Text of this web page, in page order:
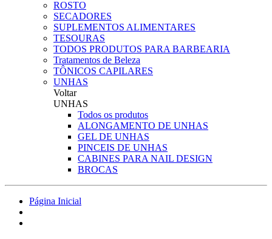
ROSTO
SECADORES
SUPLEMENTOS ALIMENTARES
TESOURAS
TODOS PRODUTOS PARA BARBEARIA
Tratamentos de Beleza
TÔNICOS CAPILARES
UNHAS
Voltar
UNHAS
Todos os produtos
ALONGAMENTO DE UNHAS
GEL DE UNHAS
PINCEIS DE UNHAS
CABINES PARA NAIL DESIGN
BROCAS
Página Inicial